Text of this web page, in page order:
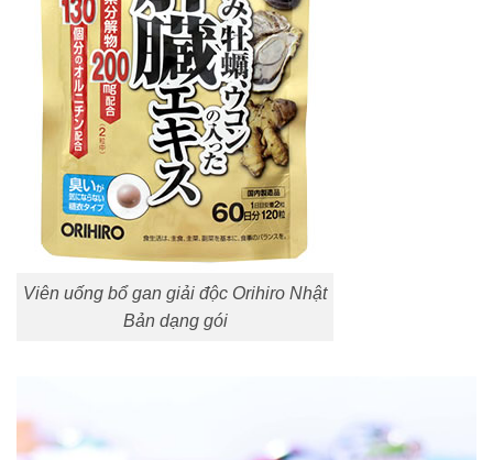
Viên uống bổ gan giải độc Orihiro Nhật
Bản dạng gói